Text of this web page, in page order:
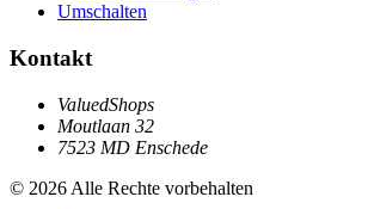
Umschalten
Kontakt
ValuedShops
Moutlaan 32
7523 MD Enschede
© 2026 Alle Rechte vorbehalten